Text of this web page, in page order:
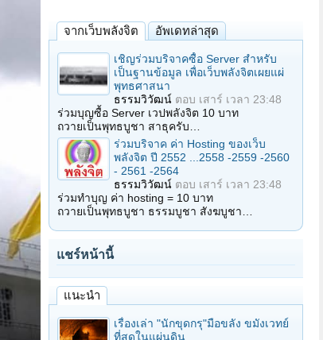
จากเว็บพลังจิต อัพเดทล่าสุด
เชิญร่วมบริจาคซื้อ Server สำหรับ
เป็นฐานข้อมูล เพื่อเว็บพลังจิตเผยแผ่
พุทธศาสนา
ธรรมวิวัฒน์ ตอบ เสาร์ เวลา 23:48
ร่วมบุญซื้อ Server เวปพลังจิต 10 บาท
ถวายเป็นพุทธบูชา สาธุครับ…
ร่วมบริจาค ค่า Hosting ของเว็บ
พลังจิต ปี 2552 ...2558 -2559 -2560
- 2561 -2564
ธรรมวิวัฒน์ ตอบ เสาร์ เวลา 23:48
ร่วมทำบุญ ค่า hosting = 10 บาท
ถวายเป็นพุทธบูชา ธรรมบูชา สังฆบูชา…
แชร์หน้านี้
แนะนำ
เรื่องเล่า "นักขุดกรุ"มือขลัง ขมังเวทย์
ที่สุดในแผ่นดิน